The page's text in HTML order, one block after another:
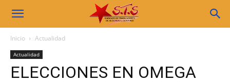
Sindicato
STS
Inicio Actualidad
Actualidad
ELECCIONES EN OMEGA